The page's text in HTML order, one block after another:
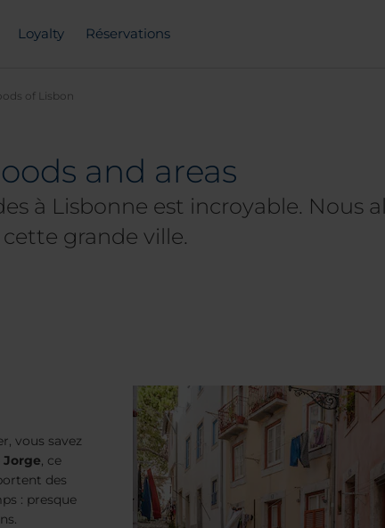
Loyalty Réservations
of Lisbon
and areas
à Lisbonne est incroyable. Nous
grande ville.
vous savez
Jorge, ce
des
: presque